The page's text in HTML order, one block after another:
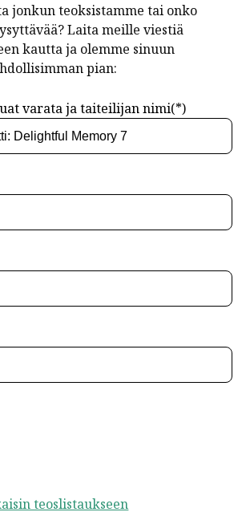
jonkun teoksistamme tai onko
Laita meille viestiä
kautta ja olemme sinuun
pian:
varata ja taiteilijan nimi(*)
teoslistaukseen